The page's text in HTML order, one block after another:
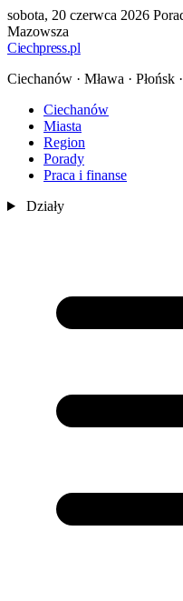
sobota, 20 czerwca 2026
Mazowsza
Ciechpress.pl
Ciechanów · Mława · Płońsk
Ciechanów
Miasta
Region
Porady
Praca i finanse
Działy